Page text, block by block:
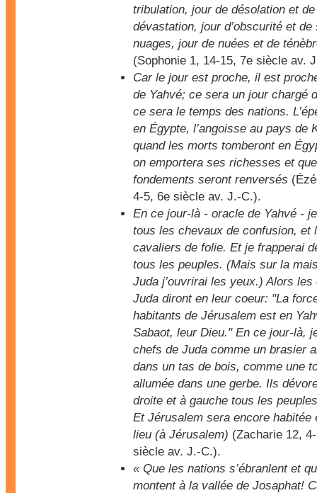
tribulation, jour de désolation et de
dévastation, jour d’obscurité et de
nuages, jour de nuées et de
(Sophonie 1, 14-15, 7e siècle av.
Car le jour est proche, il est
de Yahvé; ce sera un jour chargé
ce sera le temps des nations.
en Égypte, l’angoisse au pays de
quand les morts tomberont en
on emportera ses richesses et
fondements seront renversés
4-5, 6e siècle av. J.-C.).
En ce jour-là - oracle de Yahvé -
tous les chevaux de confusion, et
cavaliers de folie. Et je frapperai
tous les peuples. (Mais sur la
Juda j’ouvrirai les yeux.) Alors les
Juda diront en leur coeur: "La
habitants de Jérusalem est en
Sabaot, leur Dieu." En ce jour-là,
chefs de Juda comme un brasier
dans un tas de bois, comme une
allumée dans une gerbe. Ils
droite et à gauche tous les
Et Jérusalem sera encore habitée
lieu (à Jérusalem) (Zacharie 12,
siècle av. J.-C.).
« Que les nations s’ébranlent et
montent à la vallée de Josaphat!